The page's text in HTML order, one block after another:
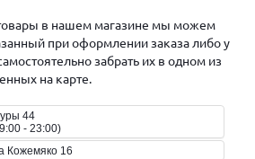
в нашем магазине мы можем
при оформлении заказа либо у
забрать их в одном из
на карте.
44
- 23:00)
Кожемяко 16